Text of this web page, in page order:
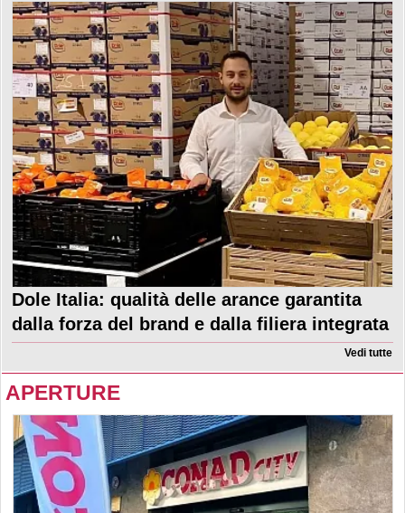
Dole Italia: qualità delle arance garantita
dalla forza del brand e dalla filiera integrata
Vedi tutte
APERTURE